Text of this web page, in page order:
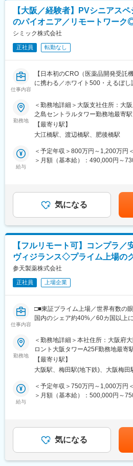
ご経験に応じて、管理職ポジショ
可能性もございます。
■CMIC PVの特徴
シミックでは、開発段階から審査
医薬品のライフサイクル全般に渡
わることができます。PV業務の本
トプットや、高い提案力を実現し
定型作業はRPAやAIの導入による
ます。
・個別症例報告処理支援
・医薬品治験包括契約PV業務（
・PV Writing（安全性定期報告／
上の注意」の解説書）
・再生医療等製品関連PV業務
・PV業務に関するコンサルティン
■働き方：
フレックスタイム制度とテレワー
が可能です。育児と両立しながら
籍しています。
現在はプロジェクトなどの状況に
うまく使い分けながら、効率の良
変更の範囲：会社の定める業務
【大阪／経験者】PVシニアス
のパイオニア／リモートワーク
シミック株式会社
正社員 転勤なし
仕事内容
【日本初のCRO（医薬品開発受託
に携わる／ホワイト500・えるぼ
■業務内容
◇PVのプロジェクト推進、次世代
プロジェクトチームの中心として
当者へのOJTや後進メンバーの育
ます。場合によっては、自らプロ
ロジェクトの運営をお願いする場
※チームはクライアント別に数名か
していただきます。
例）日本企業の海外展開に関する
先との安全性交換契約作成支援等
ご経験に応じて、管理職ポジショ
可能性もございます。
■CMIC PVの特徴
シミックでは、開発段階から審査
医薬品のライフサイクル全般に渡
わることができます。PV業務の本
トプットや、高い提案力を実現して
定型作業はRPAやAIの導入による
ます。
・個別症例報告処理支援
・医薬品治験包括契約PV業務（
・PV Writing（安全性定期報告／
上の注意」の解説書）
・再生医療等製品関連PV業務
・PV業務に関するコンサルティン
■働き方：
フレックスタイム制度とテレワー
勤務地
＜勤務地詳細＞大阪支社住所：
之島セントラルタワー勤務地最寄
受動喫煙対策：屋内全面禁煙変更
（リモートワーク含む）
【最寄り駅】
大江橋駅、渡辺橋駅、肥後橋駅
給与
＜予定年収＞800万円～1,200万円
＞月額（基本給）：490,000円～
も目安の金額であり、選考を通じ
月給(月額)は固定手当を含めた表記
気になる
【フルリモート可】コンプラ／
ヴィジランス◇プライム上場の
参天製薬株式会社
正社員 上場企業
仕事内容
□■東証プライム上場／世界有数の
国内のシェア約40%／60カ国以上
■業務内容：
新規制の発出や医療業界の動向を
ルでの業務操作手順書の作成・改
pharmacovigilance契約締結を含む
改善措置、文書管理、事業継続性
会社からの査察・監査対応をお任せ
訂と管理／教育訓練の実施
◇Pharmacovigilance契約締結を含
勤務地
＜勤務地詳細＞本社住所：大阪府
ロント大阪タワーA25F勤務地最寄
策：屋内全面禁煙変更の範囲：会
ーク含む）
【最寄り駅】
大阪駅、梅田駅(地下鉄)、大阪梅田
給与
＜予定年収＞750万円～1,000万円
＞月額（基本給）：500,000円～
り、選考を通じて上下する可能性
当を含めた表記です。
気になる